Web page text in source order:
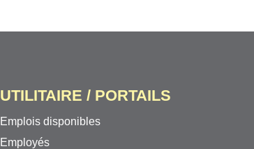
UTILITAIRE / PORTAILS
Emplois disponibles
Employés